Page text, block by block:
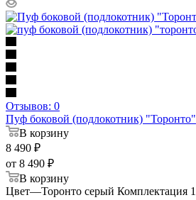
Отзывов: 0
Пуф боковой (подлокотник) "Торонто"
В корзину
8 490 ₽
от 8 490 ₽
В корзину
Цвет—Торонто серый Комплектация 1